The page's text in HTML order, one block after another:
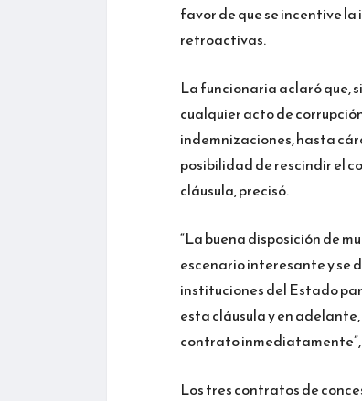
favor de que se incentive
retroactivas.
La funcionaria aclaró que,
cualquier acto de
indemnizaciones, hasta
posibilidad de rescindir el
cláusula, precisó.
“La buena disposición de
escenario interesante y se
instituciones del Estado
esta cláusula y en
contrato
Los tres contratos de